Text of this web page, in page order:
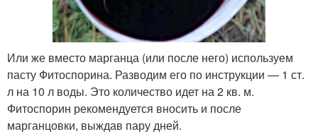
Или же вместо марганца (или после него) используем
пасту Фитоспорина. Разводим его по инструкции — 1 ст.
л на 10 л воды. Это количество идет на 2 кв. м.
Фитоспорин рекомендуется вносить и после
марганцовки, выждав пару дней.